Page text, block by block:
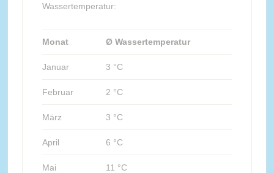
Wassertemperatur:
Monat Ø Wassertemperatur
Januar 3 °C
Februar 2 °C
März 3 °C
April 6 °C
Mai 11 °C